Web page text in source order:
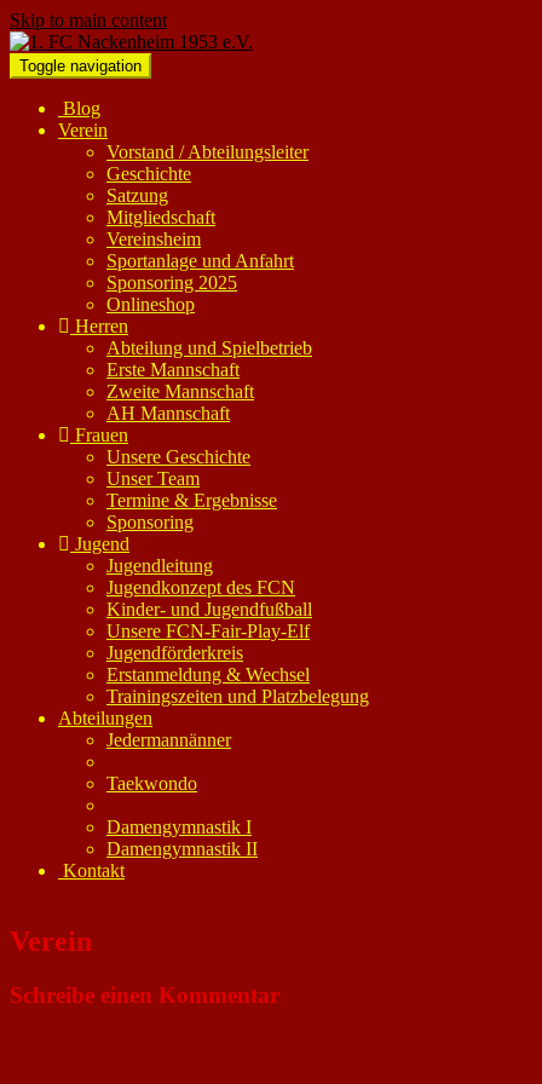
Skip to main content
Toggle navigation
Blog
Verein
Vorstand / Abteilungsleiter
Geschichte
Satzung
Mitgliedschaft
Vereinsheim
Sportanlage und Anfahrt
Sponsoring 2025
Onlineshop
Herren
Abteilung und Spielbetrieb
Erste Mannschaft
Zweite Mannschaft
AH Mannschaft
Frauen
Unsere Geschichte
Unser Team
Termine & Ergebnisse
Sponsoring
Jugend
Jugendleitung
Jugendkonzept des FCN
Kinder- und Jugendfußball
Unsere FCN-Fair-Play-Elf
Jugendförderkreis
Erstanmeldung & Wechsel
Trainingszeiten und Platzbelegung
Abteilungen
Jedermannänner
Taekwondo
Damengymnastik I
Damengymnastik II
Kontakt
Verein
Schreibe einen Kommentar